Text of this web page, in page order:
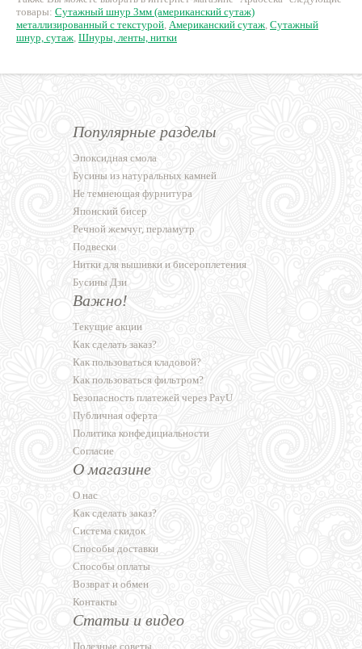
товары: Сутажный шнур 3мм (американский сутаж)
металлизированный с текстурой, Американский сутаж, Сутажный
шнур, сутаж, Шнуры, ленты, нитки
Популярные разделы
Эпоксидная смола
Бусины из натуральных камней
Не темнеющая фурнитура
Японский бисер
Речной жемчуг, перламутр
Подвески
Нитки для вышивки и бисероплетения
Бусины Дзи
Важно!
Текущие акции
Как сделать заказ?
Как пользоваться кладовой?
Как пользоваться фильтром?
Безопасность платежей через PayU
Публичная оферта
Политика конфедициальности
Согласие
О магазине
О нас
Как сделать заказ?
Система скидок
Способы доставки
Способы оплаты
Возврат и обмен
Контакты
Статьи и видео
Полезные советы